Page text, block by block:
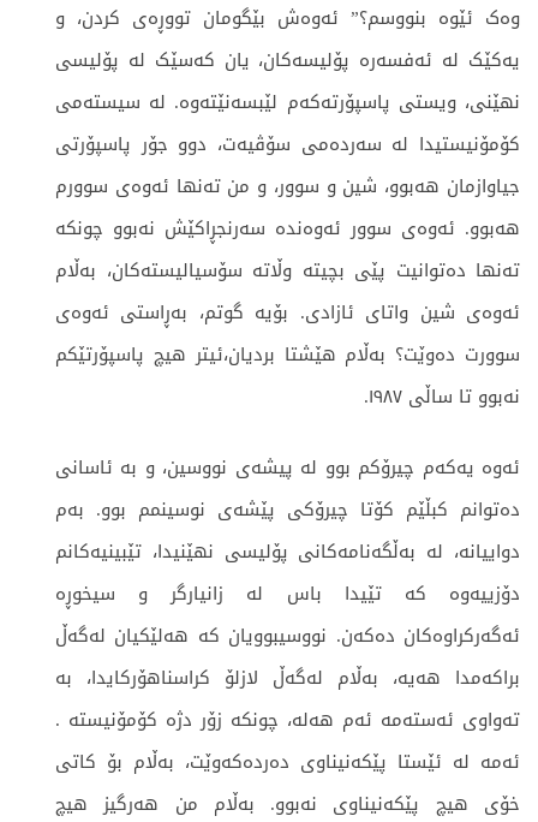
وەک ئێوە بنووسم؟” ئەوەش بێگومان تووڕەی کردن، و
یەکێک لە ئەفسەرە پۆلیسەکان، یان کەسێک لە پۆلیسی
نهێنی، ویستی پاسپۆرتەکەم لێبسەنێتەوە. لە سیستەمی
کۆمۆنیستیدا لە سەردەمی سۆڤیەت، دوو جۆر پاسپۆرتی
جیاوازمان هەبوو، شین و سوور، و من تەنها ئەوەی سوورم
هەبوو. ئەوەی سوور ئەوەندە سەرنجڕاکێش نەبوو چونکە
تەنها دەتوانیت پێی بچیتە وڵاتە سۆسیالیستەکان، بەڵام
ئەوەی شین واتای ئازادی. بۆیە گوتم، بەڕاستی ئەوەی
سوورت دەوێت؟ بەڵام هێشتا بردیان،ئیتر هیچ پاسپۆرتێکم
نەبوو تا ساڵی ١٩٨٧.
ئەوە یەکەم چیرۆکم بوو لە پیشەی نووسین، و بە ئاسانی
دەتوانم کبڵێم کۆتا چیرۆکی پێشەی نوسینمم بوو. بەم
دواییانە، لە بەڵگەنامەکانی پۆلیسی نهێنیدا، تێبینیەکانم
دۆزییەوە کە تێیدا باس لە زانیارگر و سیخوڕە
ئەگەرکراوەکان دەکەن. نووسیبوویان کە هەلێکیان لەگەڵ
براکەمدا هەیە، بەڵام لەگەڵ لازلۆ کراسناهۆرکایدا، بە
تەواوی ئەستەمە ئەم هەلە، چونکە زۆر دژە کۆمۆنیستە .
ئەمە لە ئێستا پێکەنیناوی دەردەکەوێت، بەڵام بۆ کاتی
خۆی هیچ پێکەنیناوی نەبوو. بەڵام من هەرگیز هیچ